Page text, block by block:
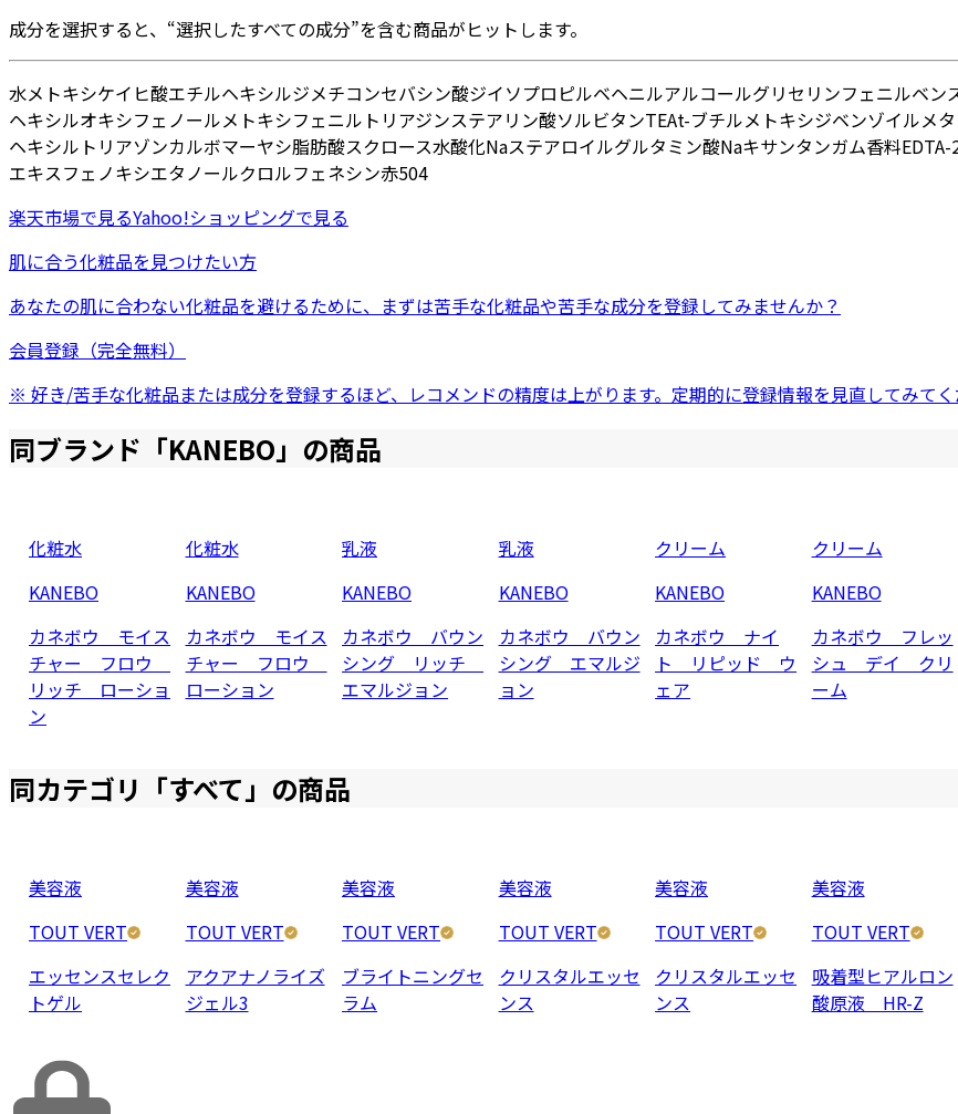
成分を選択すると、“選択したすべての成分”を含む商品がヒットします。
水メトキシケイヒ酸エチルヘキシルジメチコンセバシン酸ジイソプロピルベヘニルアルコールグリセリンフェニルベン
ヘキシルオキシフェノールメトキシフェニルトリアジンステアリン酸ソルビタンTEAt-ブチルメトキシジベンゾイルメ
ヘキシルトリアゾンカルボマーヤシ脂肪酸スクロース水酸化Naステアロイルグルタミン酸Naキサンタンガム香料EDTA-
エキスフェノキシエタノールクロルフェネシン赤504
楽天市場で見るYahoo!ショッピングで見る
肌に合う化粧品を見つけたい方
あなたの肌に合わない化粧品を避けるために、まずは苦手な化粧品や苦手な成分を登録してみませんか？
会員登録（完全無料）
※ 好き/苦手な化粧品または成分を登録するほど、レコメンドの精度は上がります。定期的に登録情報を見直してみてく
同ブランド「KANEBO」の商品
化粧水
KANEBO
カネボウ モイス
チャー フロウ
リッチ ローショ
ン
化粧水
KANEBO
カネボウ モイス
チャー フロウ
ローション
乳液
KANEBO
カネボウ バウン
シング リッチ
エマルジョン
乳液
KANEBO
カネボウ バウン
シング エマルジ
ョン
クリーム
KANEBO
カネボウ ナイ
ト リピッド ウ
ェア
クリーム
KANEBO
カネボウ フレッ
シュ デイ クリ
ーム
同カテゴリ「すべて」の商品
美容液
TOUT VERT
エッセンスセレク
トゲル
美容液
TOUT VERT
アクアナノライズ
ジェル3
美容液
TOUT VERT
ブライトニングセ
ラム
美容液
TOUT VERT
クリスタルエッセ
ンス
美容液
TOUT VERT
クリスタルエッセ
ンス
美容液
TOUT VERT
吸着型ヒアルロン
酸原液 HR-Z